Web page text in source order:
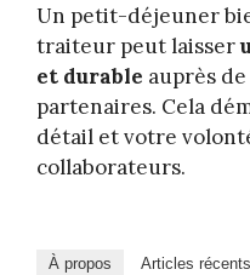
Un petit-déjeuner
traiteur peut laisser
et durable auprès
partenaires. Cela
détail et votre
collaborateurs.
À propos Articles récents